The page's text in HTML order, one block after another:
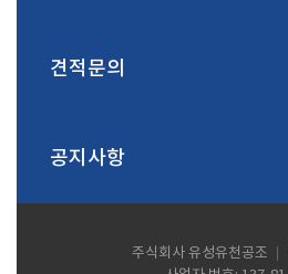
견적문의
공지사항
주식회사 유성유천공조